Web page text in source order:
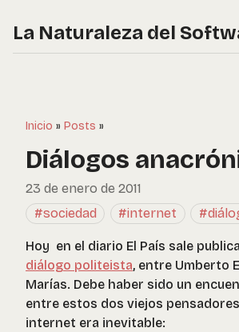
La Naturaleza del
Inicio » Posts »
Diálogos
23 de enero de 2011
#sociedad
#internet
Hoy en el diario El País sale
diálogo politeista, entre Umberto
Marías. Debe haber sido un
entre estos dos viejos
internet era inevitable: